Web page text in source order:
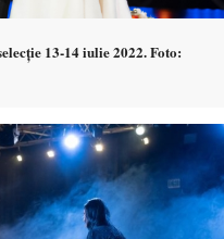
13-14 iulie 2022. Foto: